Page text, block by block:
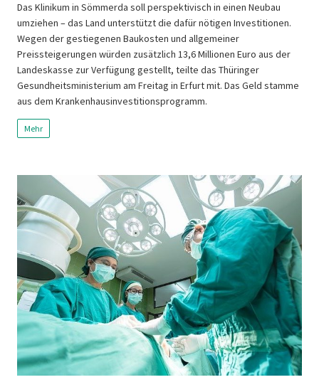
Das Klinikum in Sömmerda soll perspektivisch in einen Neubau
umziehen – das Land unterstützt die dafür nötigen Investitionen.
Wegen der gestiegenen Baukosten und allgemeiner
Preissteigerungen würden zusätzlich 13,6 Millionen Euro aus der
Landeskasse zur Verfügung gestellt, teilte das Thüringer
Gesundheitsministerium am Freitag in Erfurt mit. Das Geld stamme
aus dem Krankenhausinvestitionsprogramm.
Mehr